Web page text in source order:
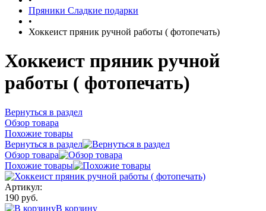
Пряники Сладкие подарки
•
Хоккеист пряник ручной работы ( фотопечать)
Хоккеист пряник ручной
работы ( фотопечать)
Вернуться в раздел
Обзор товара
Похожие товары
Вернуться в раздел
Обзор товара
Похожие товары
Артикул:
190 руб.
В корзину